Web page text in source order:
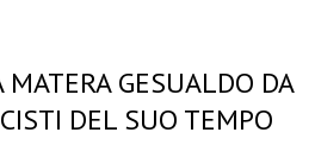
GESUALDO DA
DEL SUO TEMPO